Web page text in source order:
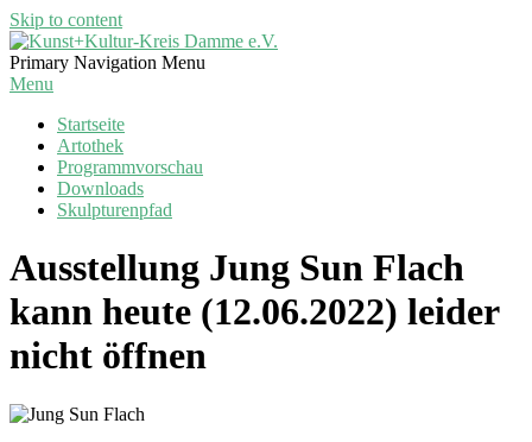
Skip to content
Kunst+Kultur-
Kreis
Primary Navigation Menu
Menu
Startseite
Artothek
Programmvorschau
Downloads
Skulpturenpfad
Ausstellung Jung Sun Flach
kann heute (12.06.2022) leider
nicht öffnen